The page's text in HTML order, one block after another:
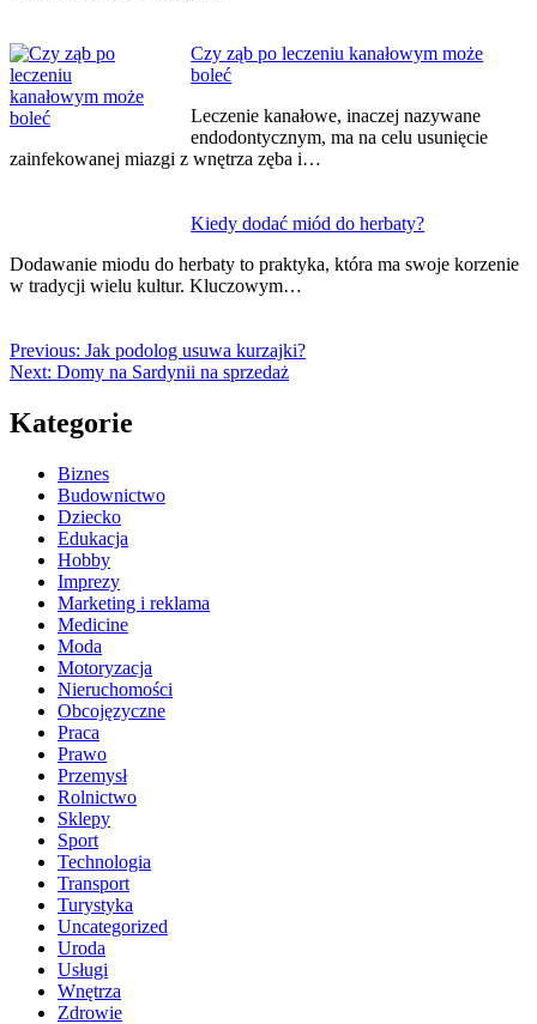
Czy ząb po leczeniu kanałowym może
boleć
Leczenie kanałowe, inaczej nazywane
endodontycznym, ma na celu usunięcie
zainfekowanej miazgi z wnętrza zęba i…
Kiedy dodać miód do herbaty?
Dodawanie miodu do herbaty to praktyka, która ma swoje korzenie
w tradycji wielu kultur. Kluczowym…
Previous: Jak podolog usuwa kurzajki?
Next: Domy na Sardynii na sprzedaż
Kategorie
Biznes
Budownictwo
Dziecko
Edukacja
Hobby
Imprezy
Marketing i reklama
Medicine
Moda
Motoryzacja
Nieruchomości
Obcojęzyczne
Praca
Prawo
Przemysł
Rolnictwo
Sklepy
Sport
Technologia
Transport
Turystyka
Uncategorized
Uroda
Usługi
Wnętrza
Zdrowie